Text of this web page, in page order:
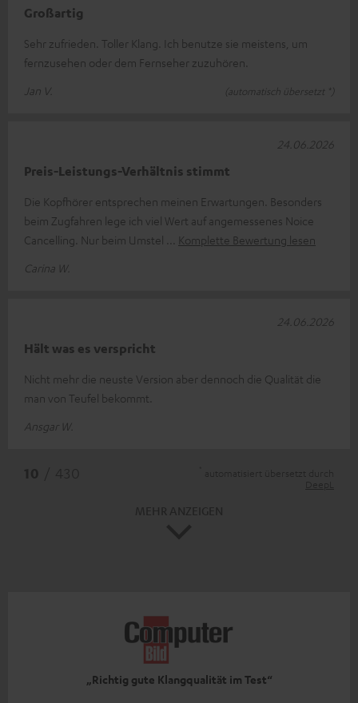
Großartig
Sehr zufrieden. Toller Klang. Ich benutze sie meistens, um
fernzusehen oder dem Fernseher zuzuhören.
Jan V.
(automatisch übersetzt *)
Preis-Leistungs-Verhältnis stimmt
Die Kopfhörer entsprechen meinen Erwartungen. Besonders
beim Zugfahren lege ich viel Wert auf angemessenes Noice
Cancelling. Nur beim Umstel
Komplette Bewertung lesen
Carina W.
24.06.2026
Hält was es verspricht
Nicht mehr die neuste Version aber dennoch die Qualität die
man von Teufel bekommt.
Ansgar W.
24.06.2026
„Richtig gute Klangqualität im Test“